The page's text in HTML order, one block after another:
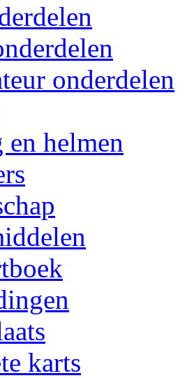
onderdelen
helmen
karts